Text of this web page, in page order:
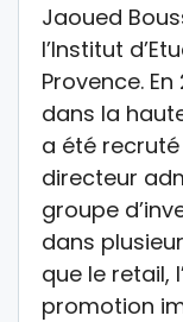
Jaoued
l’Institut
Provence.
dans la
a été
directeur
groupe
dans
que le retail,
promotion